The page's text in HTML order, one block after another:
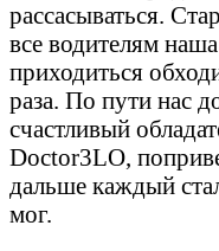
рассасываться.
все водителям
приходиться
раза. По пути нас
счастливый
Doctor3LO,
дальше каждый
мог.